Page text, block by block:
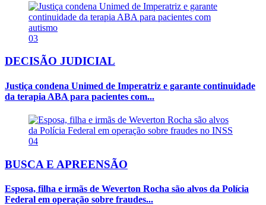
03
DECISÃO JUDICIAL
Justiça condena Unimed de Imperatriz e garante continuidade
da terapia ABA para pacientes com...
04
BUSCA E APREENSÃO
Esposa, filha e irmãs de Weverton Rocha são alvos da Polícia
Federal em operação sobre fraudes...